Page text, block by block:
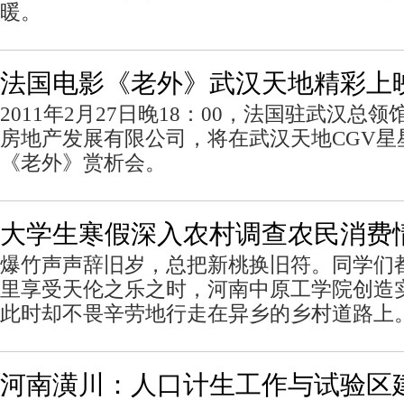
暖。
法国电影《老外》武汉天地精彩上
2011年2月27日晚18：00，法国驻武汉总领
房地产发展有限公司，将在武汉天地CGV
《老外》赏析会。
大学生寒假深入农村调查农民消费
爆竹声声辞旧岁，总把新桃换旧符。同学们
里享受天伦之乐之时，河南中原工学院创造
此时却不畏辛劳地行走在异乡的乡村道路上
河南潢川：人口计生工作与试验区